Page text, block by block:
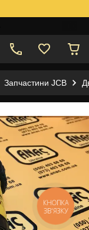
Запчастини JCB
КНОПКА
ЗВ'ЯЗКУ